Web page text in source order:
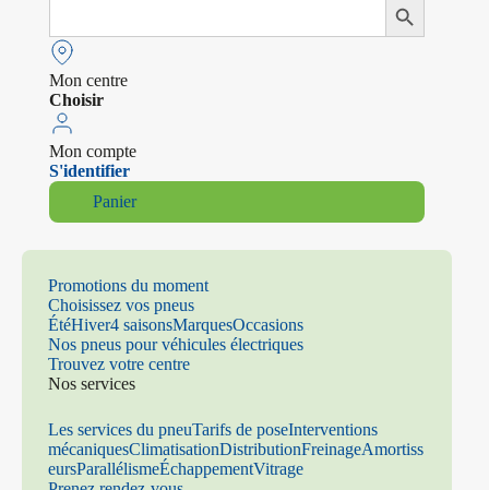
Search
Search Button
Mon centre
Choisir
Mon compte
S'identifier
Panier
Promotions du moment
Choisissez vos pneus
ÉtéHiver4 saisonsMarquesOccasions
Nos pneus pour véhicules électriques
Trouvez votre centre
Nos services
Les services du pneuTarifs de poseInterventions
mécaniquesClimatisationDistributionFreinageAmortiss
eursParallélismeÉchappementVitrage